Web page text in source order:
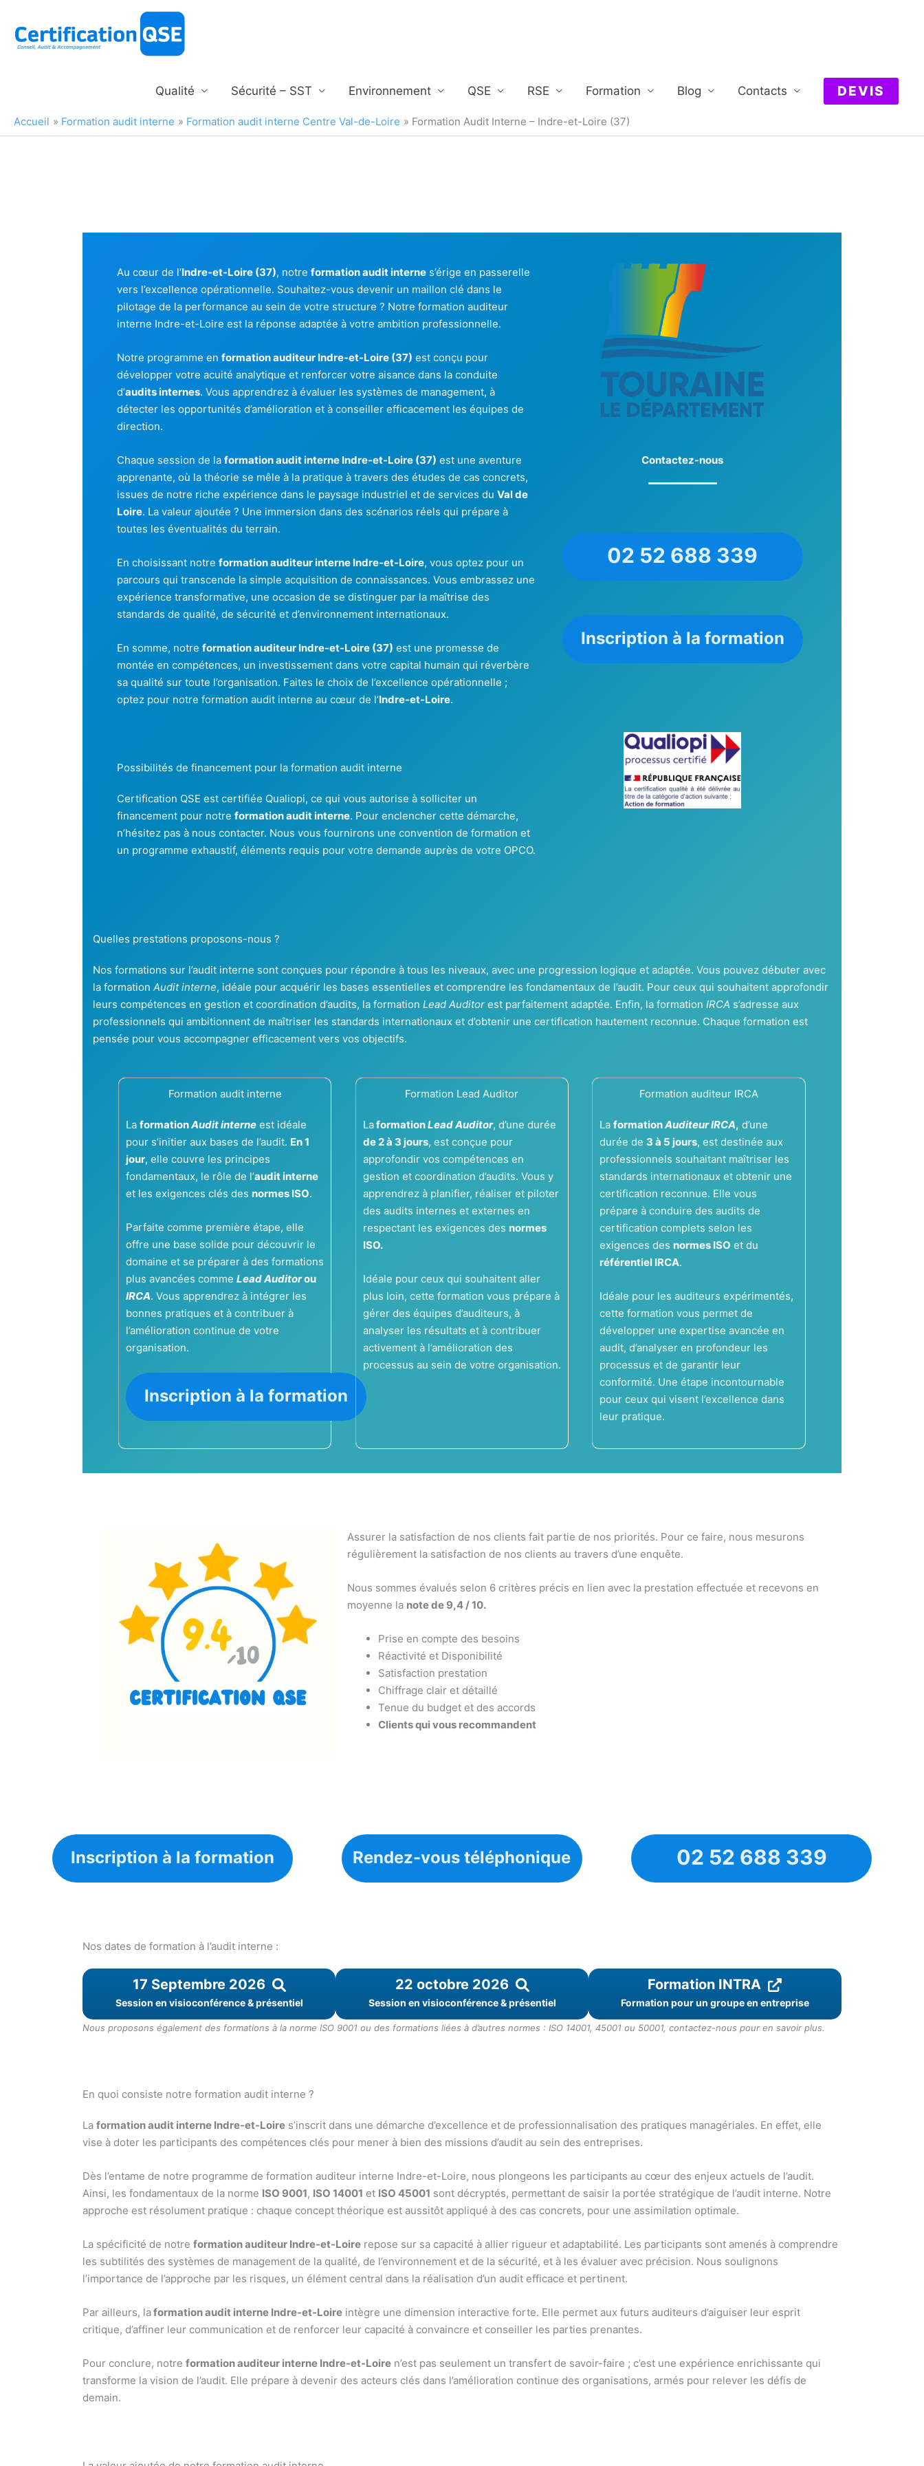
contenu
Qualité Sécurité – SST Environnement QSE RSE Formation Blog Contacts DEVIS
Accueil Formation audit interne Formation audit interne Centre Val-de-Loire Formation Audit Interne – Indre-et-Loire (37)
Au cœur de l’Indre-et-Loire (37), notreformation audit interne s’érige en passerelle
vers l’excellence opérationnelle. Souhaitez-vous devenir un maillon clé dans le
pilotage de la performance au sein de votre structure ? Notre formation auditeur
interne Indre-et-Loire est la réponse adaptée à votre ambition professionnelle.
Notre programme enformation auditeur Indre-et-Loire (37) est conçu pour
développer votre acuité analytique et renforcer votre aisance dans la conduite
d’audits internes. Vous apprendrez à évaluer les systèmes de management, à
détecter les opportunités d’amélioration et à conseiller efficacement les équipes de
direction.
Chaque session de laformation audit interne Indre-et-Loire (37) est une aventure
apprenante, où la théorie se mêle à la pratique à travers des études de cas concrets,
issues de notre riche expérience dans le paysage industriel et de services duVal de
Loire. La valeur ajoutée ? Une immersion dans des scénarios réels qui prépare à
toutes les éventualités du terrain.
En choisissant notreformation auditeur interne Indre-et-Loire, vous optez pour un
parcours qui transcende la simple acquisition de connaissances. Vous embrassez une
expérience transformative, une occasion de se distinguer par la maîtrise des
standards de qualité, de sécurité et d’environnement internationaux.
En somme, notreformation auditeur Indre-et-Loire (37) est une promesse de
montée en compétences, un investissement dans votre capital humain qui réverbère
sa qualité sur toute l’organisation. Faites le choix de l’excellence opérationnelle ;
optez pour notre formation audit interne au cœur de l’Indre-et-Loire.
Possibilités de financement pour la formation audit interne
Certification QSE est certifiée Qualiopi, ce qui vous autorise à solliciter un
financement pour notreformation audit interne. Pour enclencher cette démarche,
n’hésitez pas à nous contacter. Nous vous fournirons une convention de formation et
un programme exhaustif, éléments requis pour votre demande auprès de votre OPCO.
Contactez-nous
02 52 688 339
Inscription à la formation
Quelles prestations proposons-nous ?
Nos formations sur l’audit interne sont conçues pour répondre à tous les niveaux, avec une progression logique et adaptée. Vous pouvez débuter avec
la formationAudit interne, idéale pour acquérir les bases essentielles et comprendre les fondamentaux de l’audit. Pour ceux qui souhaitent approfondir
leurs compétences en gestion et coordination d’audits, la formationLead Auditor est parfaitement adaptée. Enfin, la formationIRCA s’adresse aux
professionnels qui ambitionnent de maîtriser les standards internationaux et d’obtenir une certification hautement reconnue. Chaque formation est
pensée pour vous accompagner efficacement vers vos objectifs.
Formation audit interne
LaformationAudit interne est idéale
pour s’initier aux bases de l’audit. En 1
jour, elle couvre les principes
fondamentaux, le rôle de l’audit interne
et les exigences clés desnormes ISO.
Parfaite comme première étape, elle
offre une base solide pour découvrir le
domaine et se préparer à des formations
plus avancées commeLead Auditorou
IRCA. Vous apprendrez à intégrer les
bonnes pratiques et à contribuer à
l’amélioration continue de votre
organisation.
Inscription à la formation
Formation Lead Auditor
LaformationLead Auditor, d’une durée
de 2 à 3 jours, est conçue pour
approfondir vos compétences en
gestion et coordination d’audits. Vous y
apprendrez à planifier, réaliser et piloter
des audits internes et externes en
respectant les exigences des normes
ISO.
Idéale pour ceux qui souhaitent aller
plus loin, cette formation vous prépare à
gérer des équipes d’auditeurs, à
analyser les résultats et à contribuer
activement à l’amélioration des
processus au sein de votre organisation.
Formation auditeur IRCA
LaformationAuditeur IRCA, d’une
durée de 3 à 5 jours, est destinée aux
professionnels souhaitant maîtriser les
standards internationaux et obtenir une
certification reconnue. Elle vous
prépare à conduire des audits de
certification complets selon les
exigences des normes ISO et du
référentiel IRCA.
Idéale pour les auditeurs expérimentés,
cette formation vous permet de
développer une expertise avancée en
audit, d’analyser en profondeur les
processus et de garantir leur
conformité. Une étape incontournable
pour ceux qui visent l’excellence dans
leur pratique.
Assurer la satisfaction de nos clients fait partie de nos priorités. Pour ce faire, nous mesurons
régulièrement la satisfaction de nos clients au travers d’une enquête.
Nous sommes évalués selon 6 critères précis en lien avec la prestation effectuée et recevons en
moyenne la note de 9,4 / 10.
Prise en compte des besoins
Réactivité et Disponibilité
Satisfaction prestation
Chiffrage clair et détaillé
Tenue du budget et des accords
Clients qui vous recommandent
Inscription à la formation Rendez-vous téléphonique 02 52 688 339
Nos dates de formation à l’audit interne :
17 Septembre 2026
Session en visioconférence & présentiel
22 octobre 2026
Session en visioconférence & présentiel
Formation INTRA
Formation pour un groupe en entreprise
Nous proposons également des formations à la norme ISO 9001 ou des formations liées à d’autres normes : ISO 14001, 45001 ou 50001, contactez-nous pour en savoir plus.
En quoi consiste notre formation audit interne ?
Laformation audit interne Indre-et-Loire s’inscrit dans une démarche d’excellence et de professionnalisation des pratiques managériales. En effet, elle
vise à doter les participants des compétences clés pour mener à bien des missions d’audit au sein des entreprises.
Dès l’entame de notre programme de formation auditeur interne Indre-et-Loire, nous plongeons les participants au cœur des enjeux actuels de l’audit.
Ainsi, les fondamentaux de la norme ISO 9001, ISO 14001 et ISO 45001 sont décryptés, permettant de saisir la portée stratégique de l’audit interne. Notre
approche est résolument pratique : chaque concept théorique est aussitôt appliqué à des cas concrets, pour une assimilation optimale.
La spécificité de notreformation auditeur Indre-et-Loire repose sur sa capacité à allier rigueur et adaptabilité. Les participants sont amenés à comprendre
les subtilités des systèmes de management de la qualité, de l’environnement et de la sécurité, et à les évaluer avec précision. Nous soulignons
l’importance de l’approche par les risques, un élément central dans la réalisation d’un audit efficace et pertinent.
Par ailleurs, laformation audit interne Indre-et-Loire intègre une dimension interactive forte. Elle permet aux futurs auditeurs d’aiguiser leur esprit
critique, d’affiner leur communication et de renforcer leur capacité à convaincre et conseiller les parties prenantes.
Pour conclure, notreformation auditeur interne Indre-et-Loire n’est pas seulement un transfert de savoir-faire ; c’est une expérience enrichissante qui
transforme la vision de l’audit. Elle prépare à devenir des acteurs clés dans l’amélioration continue des organisations, armés pour relever les défis de
demain.